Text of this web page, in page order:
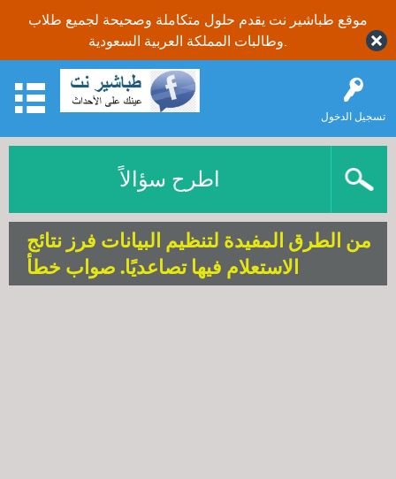
موقع طباشير نت يقدم حلول متكاملة وصحيحة لجميع طلاب
تسجيل الدخول
اطرح سؤالاً
من الطرق المفيدة لتنظيم البيانات فرز نتائج
الاستعلام فيها تصاعديًا. صواب خطأ